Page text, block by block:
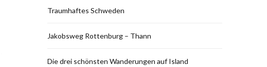
Traumhaftes Schweden
Jakobsweg Rottenburg – Thann
Die drei schönsten Wanderungen auf Island